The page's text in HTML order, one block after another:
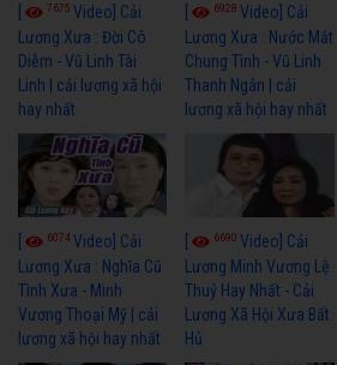
7675 Video] Cải
Lương Xưa : Đời Cô
Diễm - Vũ Linh Tài
Linh | cải lương xã hội
hay nhất
6928Video] Cải
Lương Xưa : Nước Mắt
Chung Tình - Vũ Linh
Thanh Ngân | cải
lương xã hội hay nhất
6074Video] Cải
Lương Xưa : Nghĩa Cũ
Tình Xưa - Minh
Vương Thoại Mỹ | cải
lương xã hội hay nhất
6690Video] Cải
Lương Minh Vương Lệ
Thuỷ Hay Nhất - Cải
Lương Xã Hội Xưa Bất
Hủ